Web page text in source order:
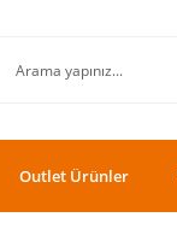
Outlet Ürünler